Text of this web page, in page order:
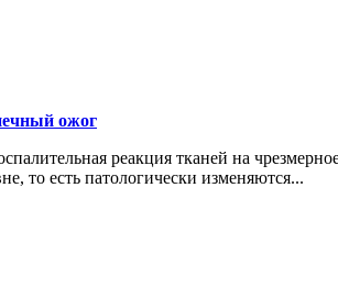
ожог
реакция тканей на
то есть патологически изменяются...